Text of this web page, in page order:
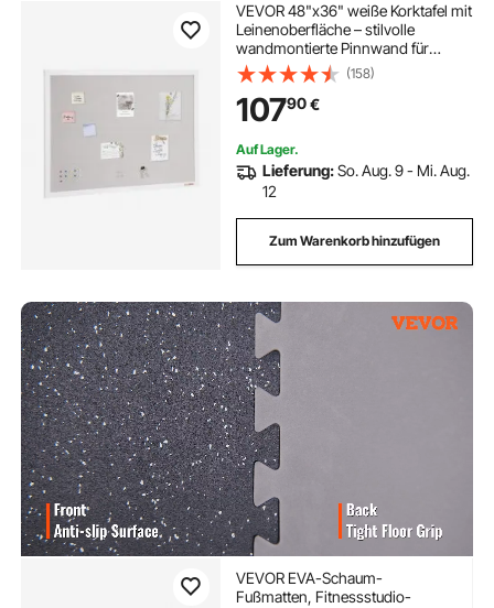
VEVOR 48"x36" weiße Korktafel mit
Leinenoberfläche – stilvolle
wandmontierte Pinnwand für
Zuhause, Schule, Büro – elegantes
und funktionales Schwarzes Brett
(158)
10790€
Auf Lager.
Lieferung:So. Aug. 9 - Mi. Aug.
12
Zum Warenkorb hinzufügen
VEVOR EVA-Schaum-
Fußmatten, Fitnessstudio-